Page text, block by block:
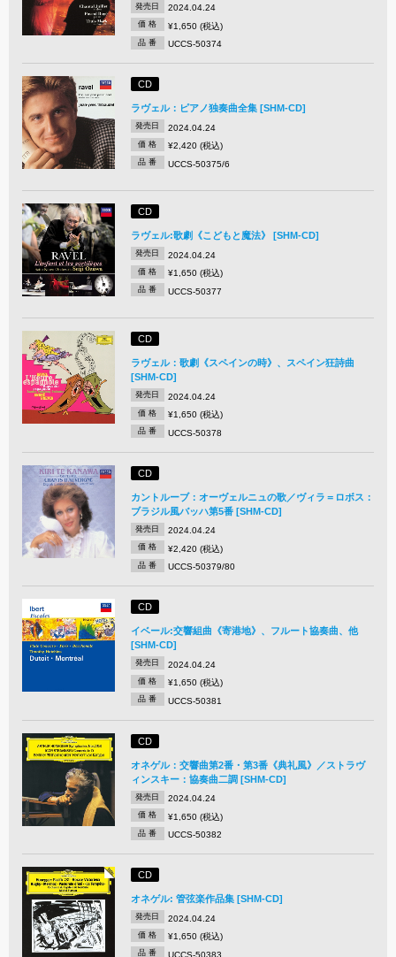
発売日 2024.04.24
価 格 ¥1,650 (税込)
品 番 UCCS-50374
CD
ラヴェル：ピアノ独奏曲全集 [SHM-CD]
発売日 2024.04.24
価 格 ¥2,420 (税込)
品 番 UCCS-50375/6
CD
ラヴェル:歌劇《こどもと魔法》 [SHM-CD]
発売日 2024.04.24
価 格 ¥1,650 (税込)
品 番 UCCS-50377
CD
ラヴェル：歌劇《スペインの時》、スペイン狂詩曲
[SHM-CD]
発売日 2024.04.24
価 格 ¥1,650 (税込)
品 番 UCCS-50378
CD
カントルーブ：オーヴェルニュの歌／ヴィラ＝ロボス：
ブラジル風バッハ第5番 [SHM-CD]
発売日 2024.04.24
価 格 ¥2,420 (税込)
品 番 UCCS-50379/80
CD
イベール:交響組曲《寄港地》、フルート協奏曲、他
[SHM-CD]
発売日 2024.04.24
価 格 ¥1,650 (税込)
品 番 UCCS-50381
CD
オネゲル：交響曲第2番・第3番《典礼風》／ストラヴ
ィンスキー：協奏曲二調 [SHM-CD]
発売日 2024.04.24
価 格 ¥1,650 (税込)
品 番 UCCS-50382
CD
オネゲル: 管弦楽作品集 [SHM-CD]
発売日 2024.04.24
価 格 ¥1,650 (税込)
品 番 UCCS-50383